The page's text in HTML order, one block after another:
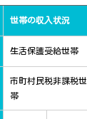
世帯の収入状況
生活保護受給世帯
市町村民税非課税世
帯